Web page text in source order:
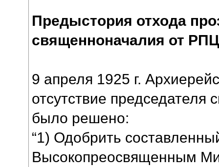
Предыстория отхода
священноначалия от
9 апреля 1925 г.
отсутствие председателя
было решено:
“1) Одобрить
Высокопреосвященным